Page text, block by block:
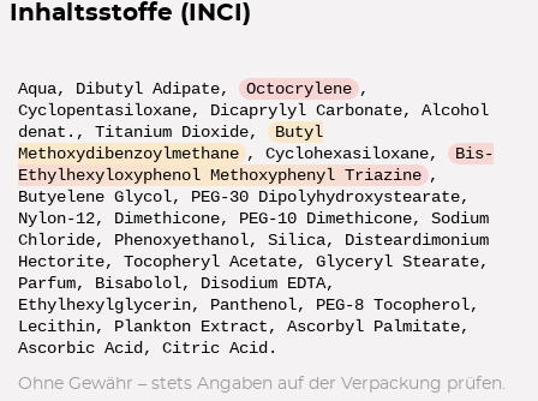
Inhaltsstoffe (INCI)
Aqua, Dibutyl Adipate, Octocrylene ,
Cyclopentasiloxane, Dicaprylyl Carbonate, Alcohol
denat., Titanium Dioxide, Butyl
Methoxydibenzoylmethane , Cyclohexasiloxane, Bis-
Ethylhexyloxyphenol Methoxyphenyl Triazine ,
Butyelene Glycol, PEG-30 Dipolyhydroxystearate,
Nylon-12, Dimethicone, PEG-10 Dimethicone, Sodium
Chloride, Phenoxyethanol, Silica, Disteardimonium
Hectorite, Tocopheryl Acetate, Glyceryl Stearate,
Parfum, Bisabolol, Disodium EDTA,
Ethylhexylglycerin, Panthenol, PEG-8 Tocopherol,
Lecithin, Plankton Extract, Ascorbyl Palmitate,
Ascorbic Acid, Citric Acid.
Ohne Gewähr – stets Angaben auf der Verpackung prüfen.